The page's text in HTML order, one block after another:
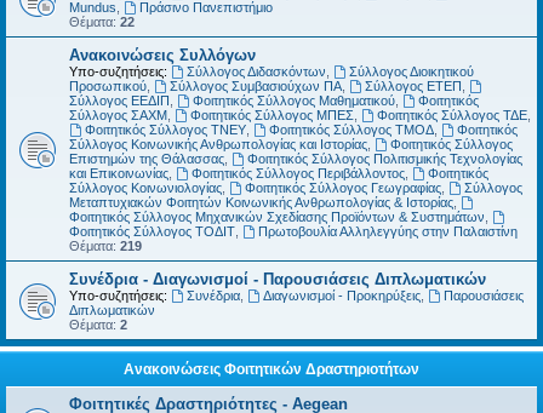
Mundus
Πράσινο Πανεπιστήμιο
Θέματα: 22
Ανακοινώσεις Συλλόγων
Υπο-συζητήσεις: Σύλλογος Διδασκόντων
Σύλλογος Διοικητικού
Προσωπικού
Σύλλογος Συμβασιούχων ΠΑ, Σύλλογος ΕΤΕΠ
Σύλλογος ΕΕΔΙΠ
Φοιτητικός Σύλλογος Μαθηματικού,
Φοιτητικός
Σύλλογος ΣΑΧΜ
Φοιτητικός Σύλλογος ΜΠΕΣ Φοιτητικός Σύλλογος ΤΔΕ,
Φοιτητικός Σύλλογος ΤΝΕΥ, Φοιτητικός Σύλλογος ΤΜΟΔ,
Φοιτητικός
Σύλλογος Κοινωνικής Ανθρωπολογίας και Ιστορίας
Φοιτητικός Σύλλογος
Επιστημών της Θάλασσας
Φοιτητικός Σύλλογος Πολιτισμικής Τεχνολογίας
και Επικοινωνίας
Φοιτητικός Σύλλογος Περιβάλλοντος,
Φοιτητικός
Σύλλογος Κοινωνιολογίας
Φοιτητικός Σύλλογος Γεωγραφίας,
Σύλλογος
Μεταπτυχιακών Φοιτητών Κοινωνικής Ανθρωπολογίας & Ιστορίας
Φοιτητικός Σύλλογος Μηχανικών Σχεδίασης Προϊόντων & Συστημάτων
Φοιτητικός Σύλλογος ΤΟΔΙΤ
Πρωτοβουλία Αλληλεγγύης στην Παλαιστίνη
Θέματα: 219
Συνέδρια - Διαγωνισμοί - Παρουσιάσεις Διπλωματικών
Υπο-συζητήσεις: Συνέδρια, Διαγωνισμοί - Προκηρύξεις,
Παρουσιάσεις
Διπλωματικών
Θέματα: 2
Ανακοινώσεις Φοιτητικών Δραστηριοτήτων
Φοιτητικές Δραστηριότητες - Aegean